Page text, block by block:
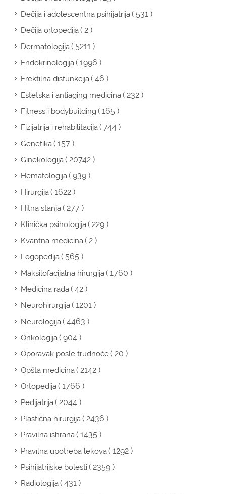
Dečija i adolescentna psihijatrija( 531 )
Dečija ortopedija( 2 )
Dermatologija( 5211 )
Endokrinologija( 1996 )
Erektilna disfunkcija( 46 )
Estetska i antiaging medicina( 232 )
Fitness i bodybuilding( 165 )
Fizijatrija i rehabilitacija( 744 )
Genetika( 157 )
Ginekologija( 20742 )
Hematologija( 939 )
Hirurgija( 1622 )
Hitna stanja( 277 )
Klinička psihologija( 229 )
Kvantna medicina( 2 )
Logopedija( 565 )
Maksilofacijalna hirurgija( 1760 )
Medicina rada( 42 )
Neurohirurgija( 1201 )
Neurologija( 4463 )
Onkologija( 904 )
Oporavak posle trudnoće( 20 )
Opšta medicina( 2142 )
Ortopedija( 1766 )
Pedijatrija( 2044 )
Plastična hirurgija( 2436 )
Pravilna ishrana( 1435 )
Pravilna upotreba lekova( 1292 )
Psihijatrijske bolesti( 2359 )
Radiologija( 431 )